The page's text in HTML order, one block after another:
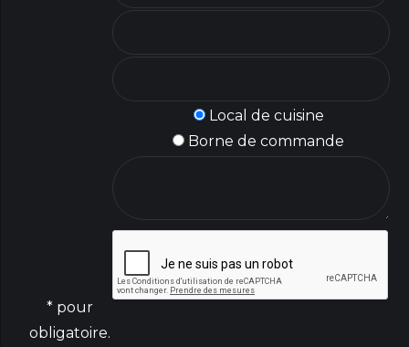
Local de cuisine
Borne de commande
* pour
obligatoire.